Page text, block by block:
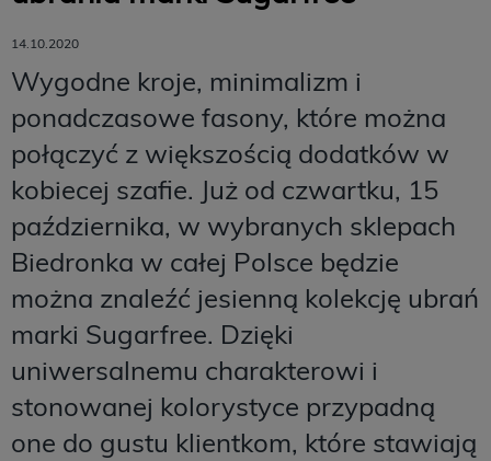
14.10.2020
Wygodne kroje, minimalizm i
ponadczasowe fasony, które można
połączyć z większością dodatków w
kobiecej szafie. Już od czwartku, 15
października, w wybranych sklepach
Biedronka w całej Polsce będzie
można znaleźć jesienną kolekcję ubrań
marki Sugarfree. Dzięki
uniwersalnemu charakterowi i
stonowanej kolorystyce przypadną
one do gustu klientkom, które stawiają